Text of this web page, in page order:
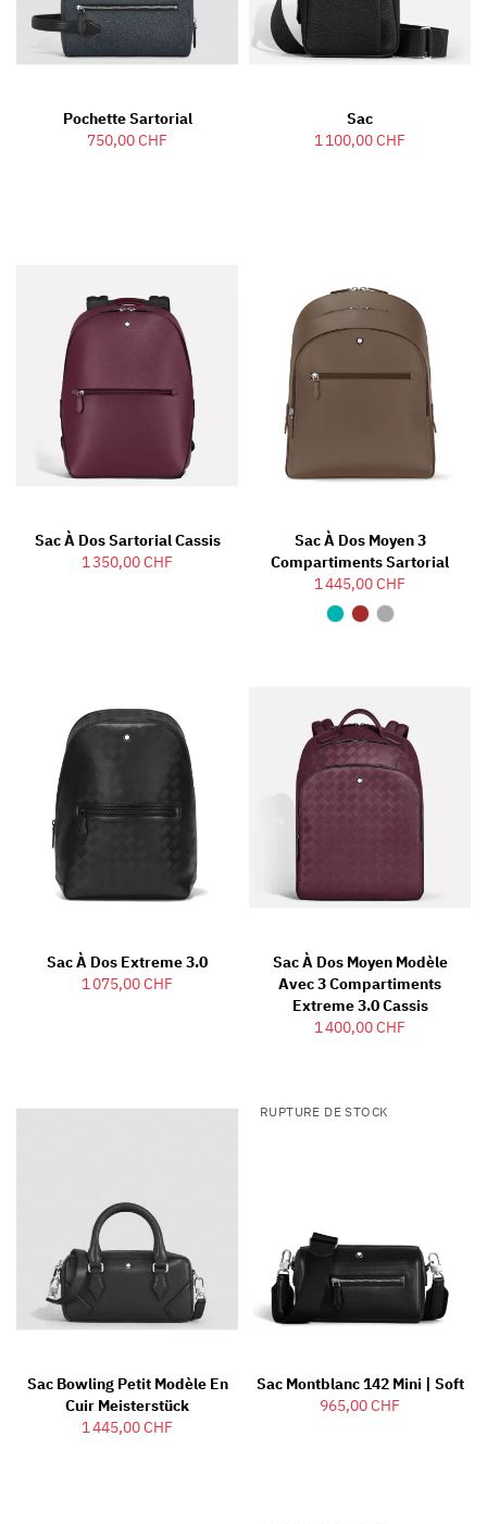
Pochette Sartorial
750,00 CHF
Sac
1 100,00 CHF
Sac À Dos Sartorial Cassis
1 350,00 CHF
Sac À Dos Moyen 3
Compartiments Sartorial
1 445,00 CHF
Sac À Dos Extreme 3.0
1 075,00 CHF
Sac À Dos Moyen Modèle
Avec 3 Compartiments
Extreme 3.0 Cassis
1 400,00 CHF
Sac Bowling Petit Modèle En
Cuir Meisterstück
1 445,00 CHF
RUPTURE DE STOCK
Sac Montblanc 142 Mini | Soft
965,00 CHF